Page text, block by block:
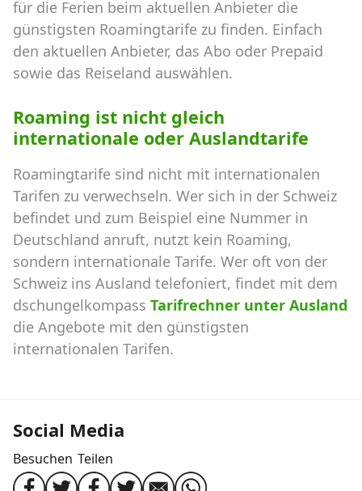
für die Ferien beim aktuellen Anbieter die
günstigsten Roamingtarife zu finden. Einfach
den aktuellen Anbieter, das Abo oder Prepaid
sowie das Reiseland auswählen.
Roaming ist nicht gleich
internationale oder Auslandtarife
Roamingtarife sind nicht mit internationalen
Tarifen zu verwechseln. Wer sich in der Schweiz
befindet und zum Beispiel eine Nummer in
Deutschland anruft, nutzt kein Roaming,
sondern internationale Tarife. Wer oft von der
Schweiz ins Ausland telefoniert, findet mit dem
dschungelkompass Tarifrechner unter Ausland
die Angebote mit den günstigsten
internationalen Tarifen.
Social Media
Besuchen Teilen